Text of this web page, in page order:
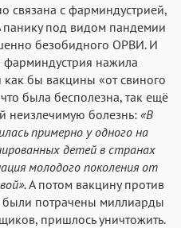
связана с фарминдустрией,
панику под видом пандемии
безобидного ОРВИ. И
нажила
бы вакцины «от свиного
была бесполезна, так ещё
неизлечимую болезнь: «В
примерно у одного на
детей в странах
молодого поколения от
А потом вакцину против
были потрачены миллиарды
пришлось уничтожить.